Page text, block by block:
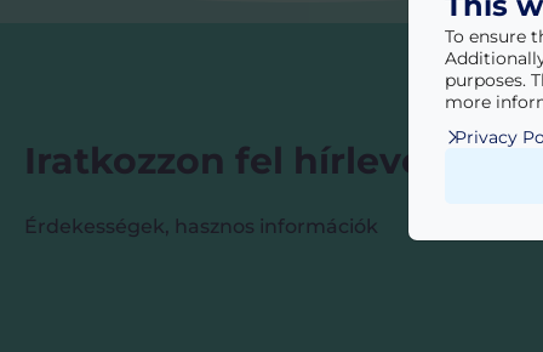
Iratkozzon fel
Érdekességek, hasznos információk
To ensure
purposes.
more
Privacy